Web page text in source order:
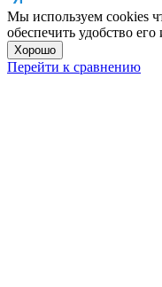
Мы используем cookies
обеспечить удобство его
Хорошо
Перейти к сравнению